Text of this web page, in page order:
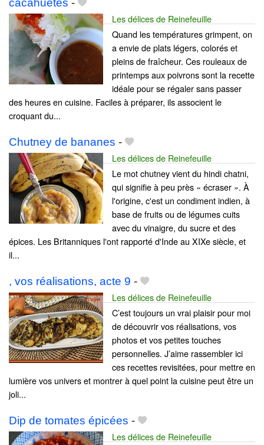
Les délices de Reinefeuille
Quand les températures grimpent, on
a envie de plats légers, colorés et
pleins de fraîcheur. Ces rouleaux de
printemps aux poivrons sont la recette
idéale pour se régaler sans passer
des heures en cuisine. Faciles à préparer, ils associent le
croquant du...
Chutney de bananes -
Les délices de Reinefeuille
Le mot chutney vient du hindi chatni,
qui signifie à peu près « écraser ». À
l'origine, c'est un condiment indien, à
base de fruits ou de légumes cuits
avec du vinaigre, du sucre et des
épices. Les Britanniques l'ont rapporté d'Inde au XIXe siècle, et
il...
, vos réalisations, acte 9 -
Les délices de Reinefeuille
C’est toujours un vrai plaisir pour moi
de découvrir vos réalisations, vos
photos et vos petites touches
personnelles. J’aime rassembler ici
ces recettes revisitées, pour mettre en
lumière vos univers et montrer à quel point la cuisine peut être un
joli...
Dip de tomates épicées -
Les délices de Reinefeuille